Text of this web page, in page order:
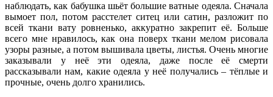
наблюдать, как бабушка шьёт большие ватные одеяла. Сначала
вымоет пол, потом расстелет ситец или сатин, разложит по
всей ткани вату ровненько, аккуратно закрепит её. Больше
всего мне нравилось, как она поверх ткани мелом рисовала
узоры разные, а потом вышивала цветы, листья. Очень многие
заказывали у неё эти одеяла, даже после её смерти
рассказывали нам, какие одеяла у неё получались – тёплые и
прочные, очень долго хранились.